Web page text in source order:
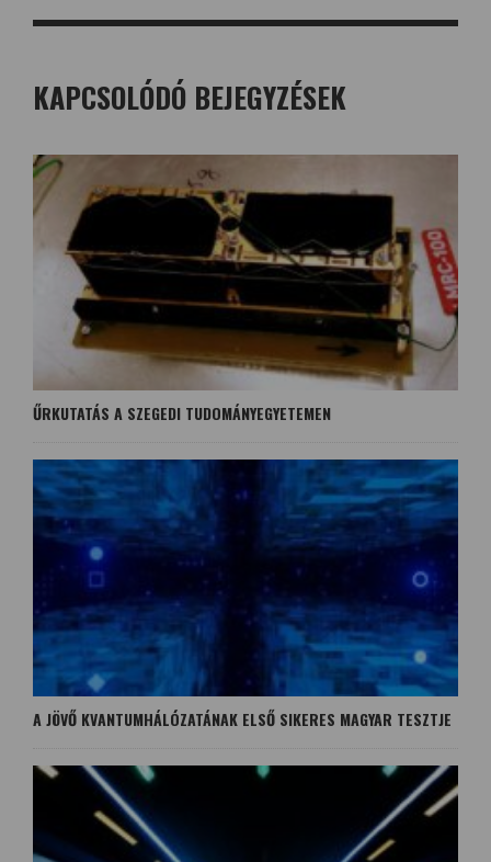
KAPCSOLÓDÓ BEJEGYZÉSEK
ŰRKUTATÁS A SZEGEDI TUDOMÁNYEGYETEMEN
A JÖVŐ KVANTUMHÁLÓZATÁNAK ELSŐ SIKERES MAGYAR TESZTJE